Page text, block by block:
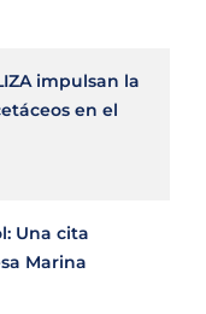
impulsan la
en el
Una cita
Marina